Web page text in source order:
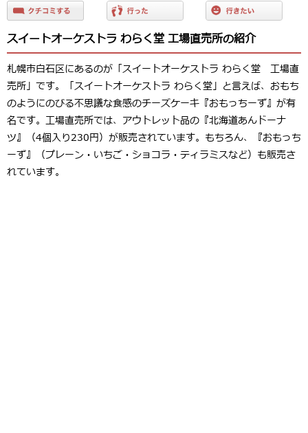
スイートオーケストラ わらく堂 工場直売所の紹介
札幌市白石区にあるのが「スイートオーケストラ わらく堂 工場直
売所」です。「スイートオーケストラ わらく堂」と言えば、おもち
のようにのびる不思議な食感のチーズケーキ『おもっちーず』が有
名です。工場直売所では、アウトレット品の『北海道あんドーナ
ツ』（4個入り230円）が販売されています。もちろん、『おもっち
ーず』（プレーン・いちご・ショコラ・ティラミスなど）も販売さ
れています。